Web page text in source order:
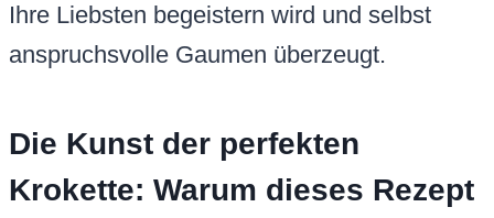
Ihre Liebsten begeistern wird und selbst
anspruchsvolle Gaumen überzeugt.
Die Kunst der perfekten
Krokette: Warum dieses Rezept